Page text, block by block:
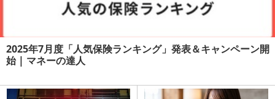
2025年7月度「人気保険ランキング」発表＆キャンペーン開
始 | マネーの達人